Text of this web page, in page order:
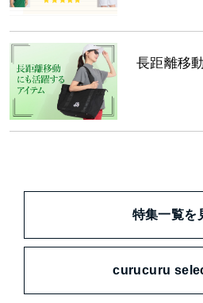
長距離移
特集一覧を
curucuru